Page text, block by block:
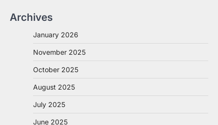
Archives
January 2026
November 2025
October 2025
August 2025
July 2025
June 2025